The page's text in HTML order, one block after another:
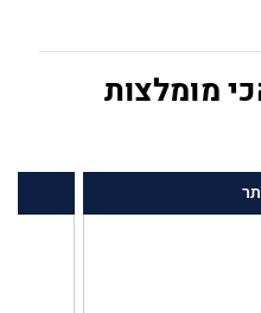
מומלצות